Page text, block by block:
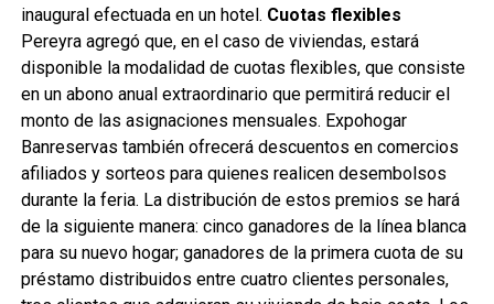
inaugural efectuada en un hotel. Cuotas flexibles
Pereyra agregó que, en el caso de viviendas, estará
disponible la modalidad de cuotas flexibles, que consiste
en un abono anual extraordinario que permitirá reducir el
monto de las asignaciones mensuales. Expohogar
Banreservas también ofrecerá descuentos en comercios
afiliados y sorteos para quienes realicen desembolsos
durante la feria. La distribución de estos premios se hará
de la siguiente manera: cinco ganad​ores de la línea blanca
para su nuevo hogar; ganadores de la primera cuota de su
préstamo distribuidos entre cuatro clientes personales,